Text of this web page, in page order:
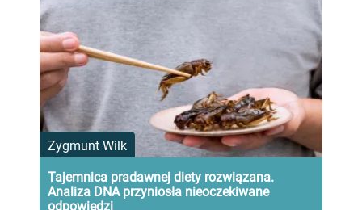
Zygmunt Wilk
Tajemnica pradawnej diety rozwiązana.
Analiza DNA przyniosła nieoczekiwane
odpowiedzi